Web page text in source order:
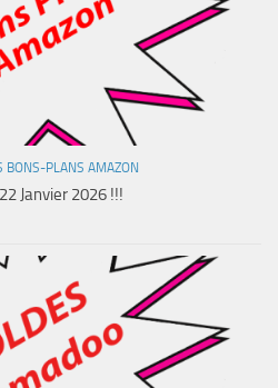
BONS-PLANS AMAZON
Janvier 2026 !!!